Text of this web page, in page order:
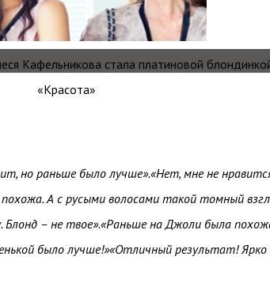
но раньше было лучше».«Нет, мне не
А с русыми волосами такой томный
Блонд – не твое».«Раньше на Джоли была
было лучше!»«Отличный результат! Ярко